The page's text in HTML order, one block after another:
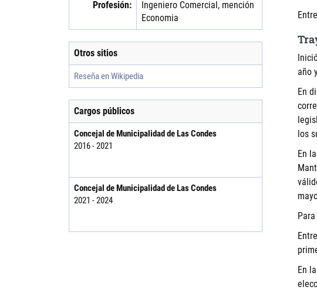
Profesión:
Ingeniero Comercial, mención
Economia
Otros sitios
Reseña en Wikipedia
Cargos públicos
Concejal de Municipalidad de Las Condes
2016 - 2021
Concejal de Municipalidad de Las Condes
2021 - 2024
año
En
los
En
En